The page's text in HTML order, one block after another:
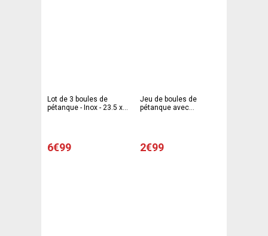
Lot de 3 boules de
pétanque - Inox - 23.5 x
6€99
Jeu de boules de
pétanque avec
2€99